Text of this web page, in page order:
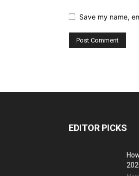
Save my name,
EDITOR PICKS